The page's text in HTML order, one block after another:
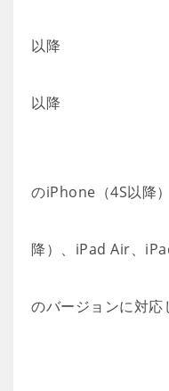
推奨環
以降
動作保
以降
iPhone
推奨環
のiPhone（4S以降）
降）、iPad Air、
動作保
のバージョンに対応
テレ